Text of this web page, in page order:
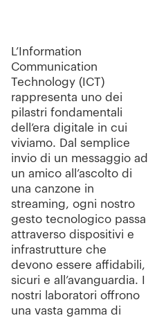
L’Information
Communication
Technology (ICT)
rappresenta uno dei
pilastri fondamentali
dell’era digitale in cui
viviamo. Dal semplice
invio di un messaggio ad
un amico all’ascolto di
una canzone in
streaming, ogni nostro
gesto tecnologico passa
attraverso dispositivi e
infrastrutture che
devono essere affidabili,
sicuri e all’avanguardia. I
nostri laboratori offrono
una vasta gamma di